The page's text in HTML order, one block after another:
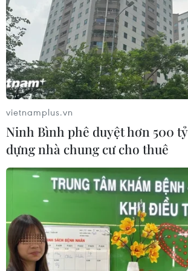
Trung Quốc đã xác lập rõ con đường
sẽ không quay trở lại mô hình tăng
nguyên và gây ô nhiễm cao.
vietnamplus.vn
Ninh Bình phê duyệt hơn 500
dựng nhà chung cư cho thuê